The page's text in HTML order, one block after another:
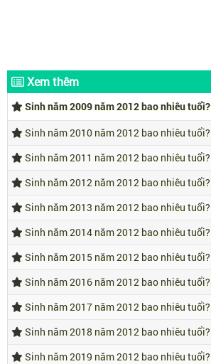
Xem thêm
Sinh năm 2009 năm 2012 bao nhiêu tuổi?
Sinh năm 2010 năm 2012 bao nhiêu tuổi?
Sinh năm 2011 năm 2012 bao nhiêu tuổi?
Sinh năm 2012 năm 2012 bao nhiêu tuổi?
Sinh năm 2013 năm 2012 bao nhiêu tuổi?
Sinh năm 2014 năm 2012 bao nhiêu tuổi?
Sinh năm 2015 năm 2012 bao nhiêu tuổi?
Sinh năm 2016 năm 2012 bao nhiêu tuổi?
Sinh năm 2017 năm 2012 bao nhiêu tuổi?
Sinh năm 2018 năm 2012 bao nhiêu tuổi?
Sinh năm 2019 năm 2012 bao nhiêu tuổi?